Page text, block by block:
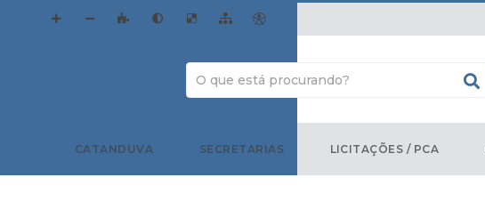
CATANDUVA SECRETARIAS LICITAÇÕES / PCA